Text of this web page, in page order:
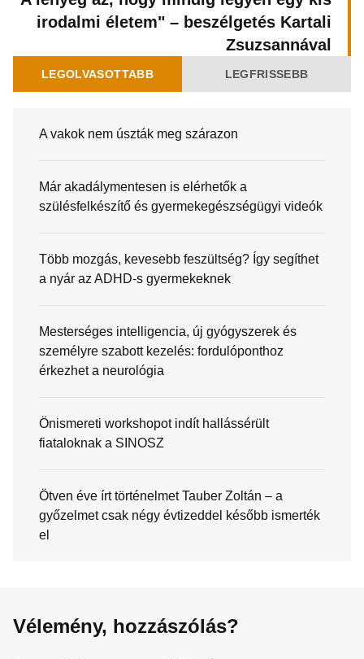
irodalmi életem" – beszélgetés Kartali
Zsuzsannával
LEGOLVASOTTABB LEGFRISSEBB
A vakok nem úszták meg szárazon
Már akadálymentesen is elérhetők a
szülésfelkészítő és gyermekegészségügyi videók
Több mozgás, kevesebb feszültség? Így segíthet
a nyár az ADHD-s gyermekeknek
Mesterséges intelligencia, új gyógyszerek és
személyre szabott kezelés: fordulóponthoz
érkezhet a neurológia
Önismereti workshopot indít hallássérült
fiataloknak a SINOSZ
Ötven éve írt történelmet Tauber Zoltán – a
győzelmet csak négy évtizeddel később ismerték
el
Vélemény, hozzászólás?